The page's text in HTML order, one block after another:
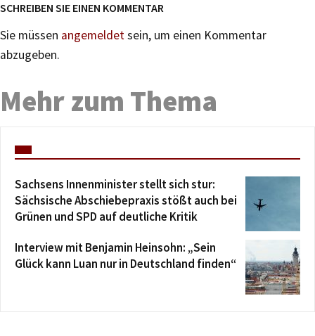
SCHREIBEN SIE EINEN KOMMENTAR
Sie müssen angemeldetsein, um einen Kommentar
abzugeben.
Mehr zum Thema
Sachsens Innenminister stellt sich stur:
Sächsische Abschiebepraxis stößt auch bei
Grünen und SPD auf deutliche Kritik
Interview mit Benjamin Heinsohn: „Sein
Glück kann Luan nur in Deutschland finden“